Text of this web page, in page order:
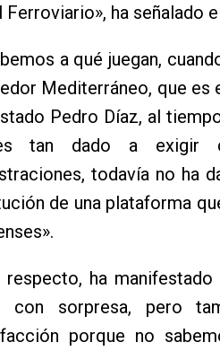
Ferroviario», ha señalado
a qué juegan,
Mediterráneo, que es
Pedro Díaz, al
tan dado a exigir
todavía no ha
de una plataforma
ha
con sorpresa, pero
porque no